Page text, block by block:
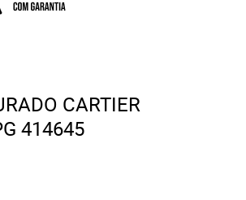
CARTIER
414645